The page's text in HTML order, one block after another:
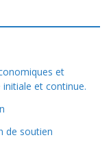
et
et continue.
de soutien